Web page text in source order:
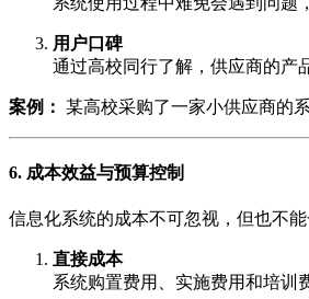
用户口碑
通过高校同行了解，供应商的产
案例： 某高校采购了一家小供应商的
6. 成本效益与预算控制
信息化系统的成本不可忽视，但也不
直接成本
系统购置费用、实施费用和培训